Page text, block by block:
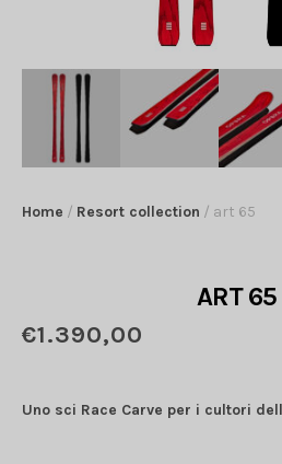
Home / Resort collection / art 65
ART 65
€1.390,00
Uno sci Race Carve per i cultori